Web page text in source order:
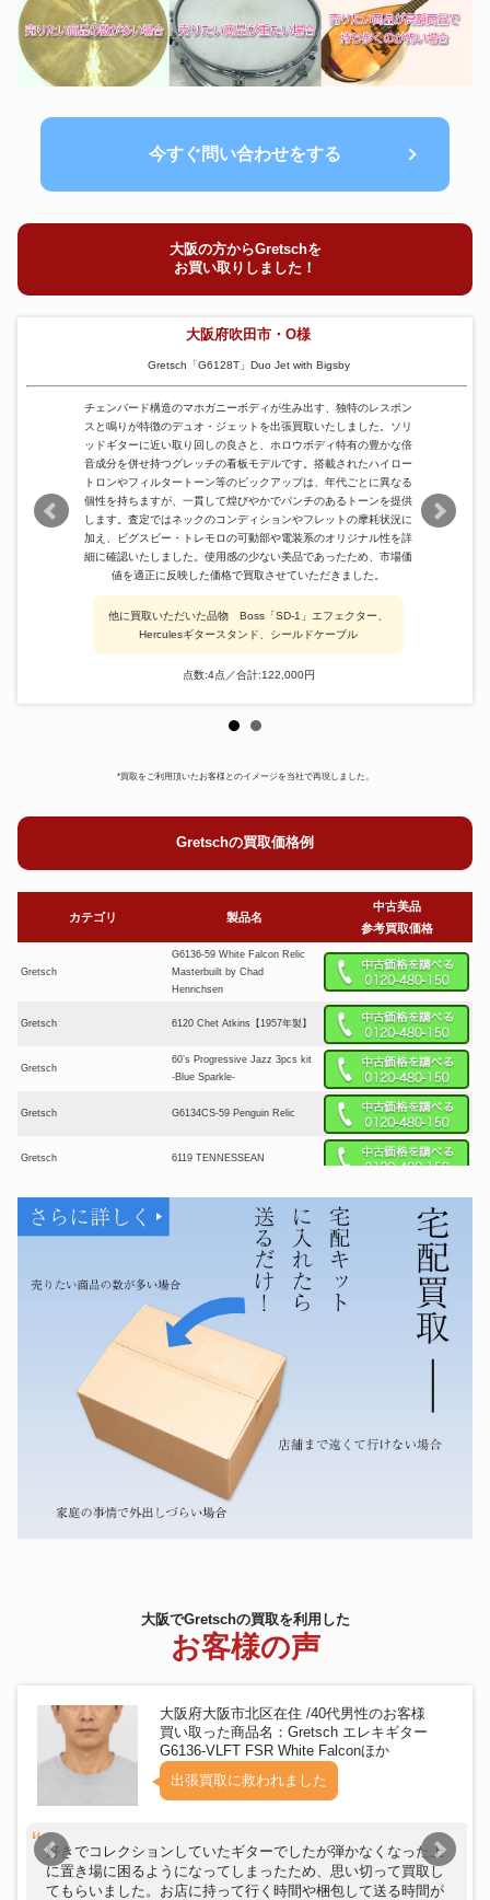
今すぐ問い合わせをする
大阪の方からGretschを
お買い取りしました！
大阪府吹田市・O様
Gretsch「G6128T」Duo Jet with Bigsby
チェンバード構造のマホガニーボディが生み出す、独特のレスポン
スと鳴りが特徴のデュオ・ジェットを出張買取いたしました。ソリ
ッドギターに近い取り回しの良さと、ホロウボディ特有の豊かな倍
音成分を併せ持つグレッチの看板モデルです。搭載されたハイロー
トロンやフィルタートーン等のピックアップは、年代ごとに異なる
個性を持ちますが、一貫して煌びやかでパンチのあるトーンを提供
します。査定ではネックのコンディションやフレットの摩耗状況に
加え、ビグスビー・トレモロの可動部や電装系のオリジナル性を詳
細に確認いたしました。使用感の少ない美品であったため、市場価
値を適正に反映した価格で買取させていただきました。
他に買取いただいた品物 Boss「SD-1」エフェクター、
Herculesギタースタンド、シールドケーブル
点数:4点／合計:122,000円
*買取をご利用頂いたお客様とのイメージを当社で再現しました。
Gretschの買取価格例
カテゴリ 製品名
中古美品
参考買取価格
Gretsch
G6136-59 White Falcon Relic
Masterbuilt by Chad
Henrichsen
Gretsch 6120 Chet Atkins【1957年製】
Gretsch
60’s Progressive Jazz 3pcs kit
-Blue Sparkle-
Gretsch G6134CS-59 Penguin Relic
Gretsch 6119 TENNESSEAN
G6136T-59 Vintage White
Lacquer フルアコギター
G6120T-BSSMK Brian Setzer
Signature Nashville Hollow
Body ’59 “Smoke” with Bigsby
G6136TG Limited Edition
Falcon Jr. White
G6128T-GH George Harrison
Duo Jet #JT24082755
大阪でGretschの買取を利用した
お客様の声
大阪府大阪市北区在住 /40代男性のお客様
買い取った商品名：Gretsch エレキギター
G6136-VLFT FSR White Falconほか
出張買取に救われました
好きでコレクションしていたギターでしたが弾かなくなった上
に置き場に困るようになってしまったため、思い切って買取し
てもらいました。お店に持って行く時間や梱包して送る時間が